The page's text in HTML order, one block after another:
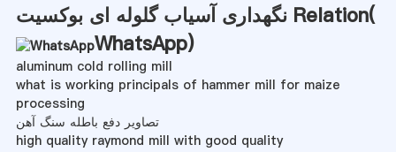
نگهداری آسیاب گلوله ای بوکسیت Relation(
WhatsApp)
aluminum cold rolling mill
what is working principals of hammer mill for maize
processing
تصاویر دفع باطله سنگ آهن
high quality raymond mill with good quality